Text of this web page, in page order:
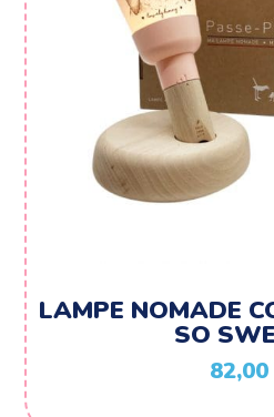
LAMPE NOMADE
SO
82,00